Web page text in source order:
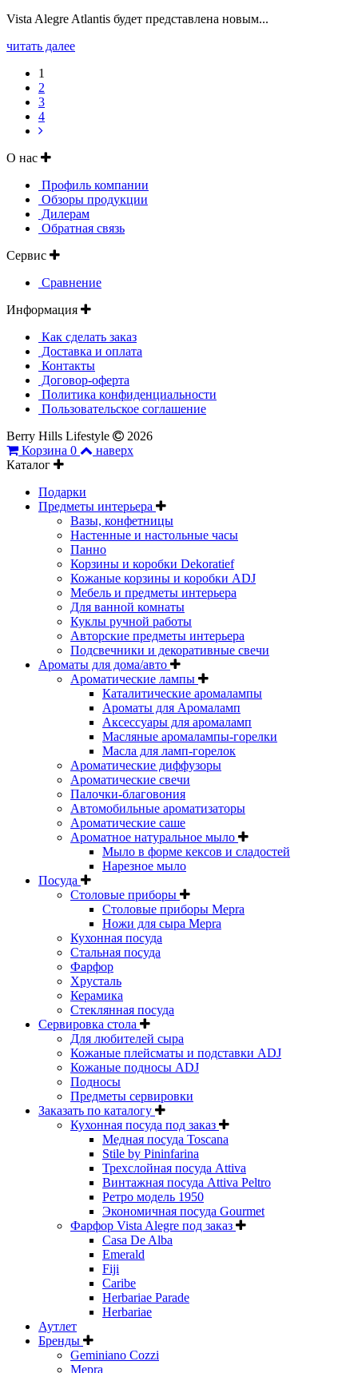
Vista Alegre Atlantis будет представлена новым...
читать далее
1
2
3
4
О нас
Профиль компании
Обзоры продукции
Дилерам
Обратная связь
Сервис
Сравнение
Информация
Как сделать заказ
Доставка и оплата
Контакты
Договор-оферта
Политика конфиденциальности
Пользовательское соглашение
Berry Hills Lifestyle
2026
Корзина 0
наверх
Каталог
Подарки
Предметы интерьера
Вазы, конфетницы
Настенные и настольные часы
Панно
Корзины и коробки Dekoratief
Кожаные корзины и коробки ADJ
Мебель и предметы интерьера
Для ванной комнаты
Куклы ручной работы
Авторские предметы интерьера
Подсвечники и декоративные свечи
Ароматы для дома/авто
Ароматические лампы
Каталитические аромалампы
Ароматы для Аромаламп
Аксессуары для аромаламп
Масляные аромалампы-горелки
Масла для ламп-горелок
Ароматические диффузоры
Ароматические свечи
Палочки-благовония
Автомобильные ароматизаторы
Ароматические саше
Ароматное натуральное мыло
Мыло в форме кексов и сладостей
Нарезное мыло
Посуда
Столовые приборы
Столовые приборы Mepra
Ножи для сыра Mepra
Кухонная посуда
Стальная посуда
Фарфор
Хрусталь
Керамика
Стеклянная посуда
Сервировка стола
Для любителей сыра
Кожаные плейсматы и подставки ADJ
Кожаные подносы ADJ
Подносы
Предметы сервировки
Заказать по каталогу
Кухонная посуда под заказ
Медная посуда Toscana
Stile by Pininfarina
Трехслойная посуда Attiva
Винтажная посуда Attiva Peltro
Ретро модель 1950
Экономичная посуда Gourmet
Фарфор Vista Alegre под заказ
Casa De Alba
Emerald
Fiji
Caribe
Herbariae Parade
Herbariae
Аутлет
Бренды
Geminiano Cozzi
Mepra